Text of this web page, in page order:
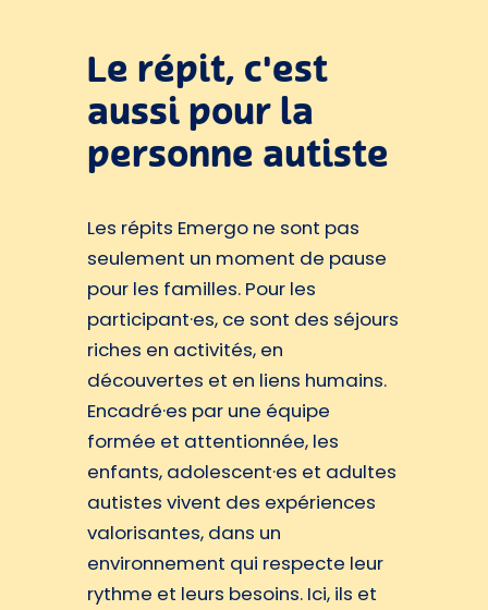
Le répit, c'est
aussi pour la
personne autiste
Les répits Emergo ne sont pas
seulement un moment de pause
pour les familles. Pour les
participant·es, ce sont des séjours
riches en activités, en
découvertes et en liens humains.
Encadré·es par une équipe
formée et attentionnée, les
enfants, adolescent·es et adultes
autistes vivent des expériences
valorisantes, dans un
environnement qui respecte leur
rythme et leurs besoins. Ici, ils et